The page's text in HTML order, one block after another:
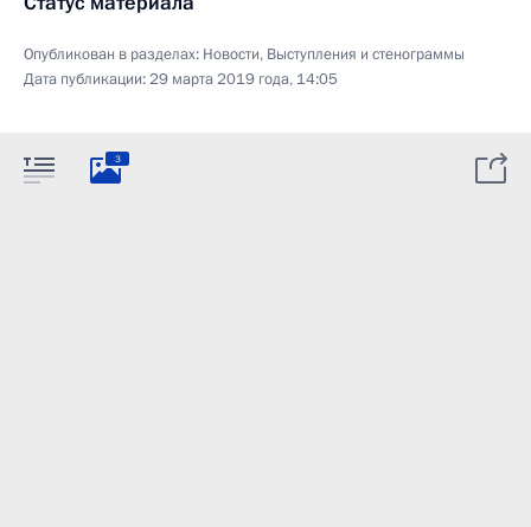
Опубликован в разделах: Новости, Выступления и стенограммы
Дата публикации:29 марта 2019 года, 14:05
3